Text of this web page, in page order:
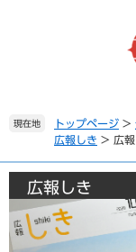
。
て
文
現在地 トップページ >
広報しき > 広
広報しき